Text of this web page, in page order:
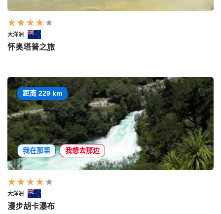
大洋洲
怀奥塔普之旅
距离 229 km
我在那里 我想去那边
大洋洲
漫步胡卡瀑布